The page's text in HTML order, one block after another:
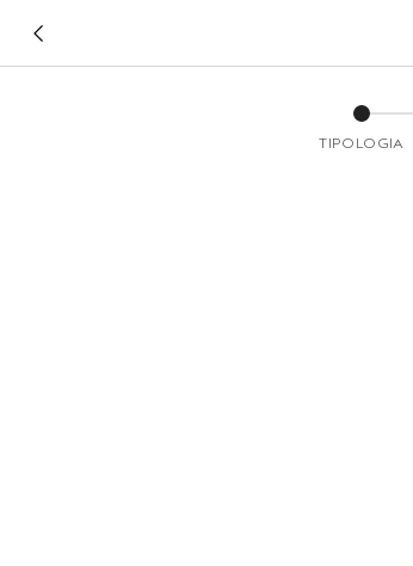
TIPOLOGIA